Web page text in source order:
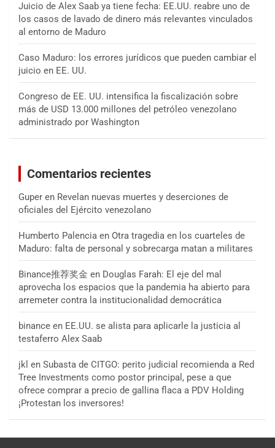
Juicio de Alex Saab ya tiene fecha: EE.UU. reabre uno de
los casos de lavado de dinero más relevantes vinculados
al entorno de Maduro
Caso Maduro: los errores jurídicos que pueden cambiar el
juicio en EE. UU.
Congreso de EE. UU. intensifica la fiscalización sobre
más de USD 13.000 millones del petróleo venezolano
administrado por Washington
Comentarios recientes
Guper en Revelan nuevas muertes y deserciones de
oficiales del Ejército venezolano
Humberto Palencia en Otra tragedia en los cuarteles de
Maduro: falta de personal y sobrecarga matan a militares
Binance推荐奖金 en Douglas Farah: El eje del mal
aprovecha los espacios que la pandemia ha abierto para
arremeter contra la institucionalidad democrática
binance en EE.UU. se alista para aplicarle la justicia al
testaferro Alex Saab
jkl en Subasta de CITGO: perito judicial recomienda a Red
Tree Investments como postor principal, pese a que
ofrece comprar a precio de gallina flaca a PDV Holding
¡Protestan los inversores!